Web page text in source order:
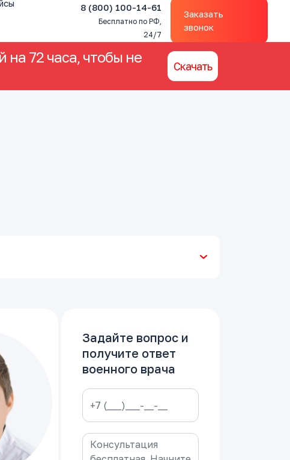
8 (800) 100-14-61
Бесплатно по РФ,
24/7
Заказать
звонок
на 72 часа, чтобы не
Скачать
Задайте вопрос и
получите ответ
военного врача